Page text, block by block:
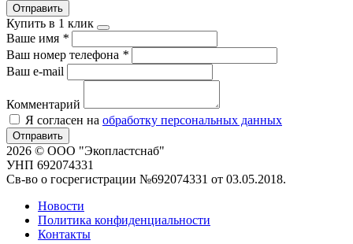
Отправить
Купить в 1 клик
Ваше имя *
Ваш номер телефона *
Ваш e-mail
Комментарий
Я согласен на обработку персональных данных
Отправить
2026 © ООО "Экопластснаб"
УНП 692074331
Св-во о госрегистрации №692074331 от 03.05.2018.
Новости
Политика конфиденциальности
Контакты